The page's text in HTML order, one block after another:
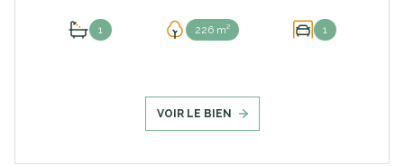
1 226 m² 1
VOIR LE BIEN